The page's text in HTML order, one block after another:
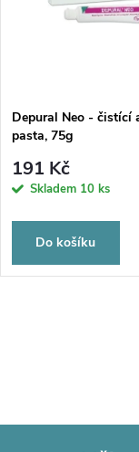
Depural Neo - čistící
pasta, 75g
191 Kč
Skladem 10 ks
Do košíku